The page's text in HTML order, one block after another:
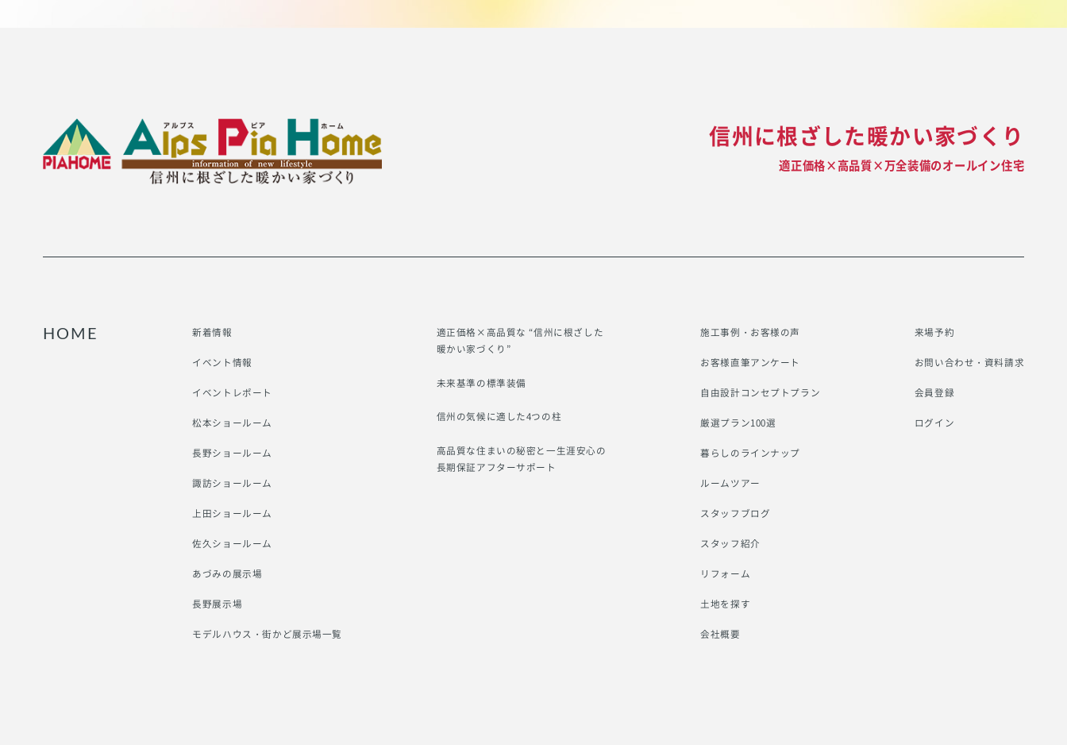
信州に根ざした暖かい家づくり
適正価格×高品質×万全装備のオールイン住宅
HOME 新着情報
イベント情報
イベントレポート
松本ショールーム
長野ショールーム
諏訪ショールーム
上田ショールーム
佐久ショールーム
あづみの展示場
長野展示場
モデルハウス・街かど展示場一覧
適正価格×高品質な “信州に根ざした
暖かい家づくり”
未来基準の標準装備
信州の気候に適した4つの柱
高品質な住まいの秘密と一生涯安心の
長期保証アフターサポート
施工事例・お客様の声
お客様直筆アンケート
自由設計コンセプトプラン
厳選プラン100選
暮らしのラインナップ
ルームツアー
スタッフブログ
スタッフ紹介
リフォーム
土地を探す
会社概要
来場予約
お問い合わせ・資料請求
会員登録
ログイン